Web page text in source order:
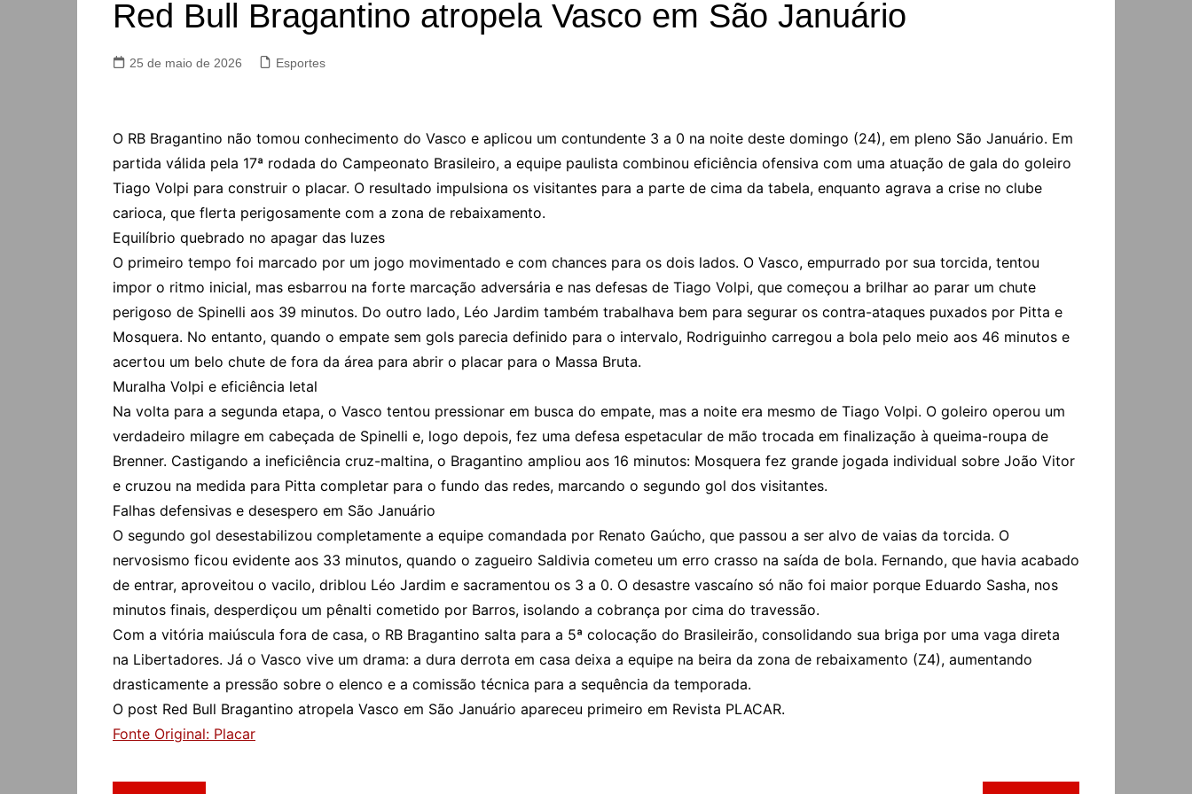
Red Bull Bragantino atropela Vasco em São Januário
25 de maio de 2026 Esportes
O RB Bragantino não tomou conhecimento do Vasco e aplicou um contundente 3 a 0 na noite deste domingo (24), em pleno São Januário. Em
partida válida pela 17ª rodada do Campeonato Brasileiro, a equipe paulista combinou eficiência ofensiva com uma atuação de gala do goleiro
Tiago Volpi para construir o placar. O resultado impulsiona os visitantes para a parte de cima da tabela, enquanto agrava a crise no clube
carioca, que flerta perigosamente com a zona de rebaixamento.
Equilíbrio quebrado no apagar das luzes
O primeiro tempo foi marcado por um jogo movimentado e com chances para os dois lados. O Vasco, empurrado por sua torcida, tentou
impor o ritmo inicial, mas esbarrou na forte marcação adversária e nas defesas de Tiago Volpi, que começou a brilhar ao parar um chute
perigoso de Spinelli aos 39 minutos. Do outro lado, Léo Jardim também trabalhava bem para segurar os contra-ataques puxados por Pitta e
Mosquera. No entanto, quando o empate sem gols parecia definido para o intervalo, Rodriguinho carregou a bola pelo meio aos 46 minutos e
acertou um belo chute de fora da área para abrir o placar para o Massa Bruta.
Muralha Volpi e eficiência letal
Na volta para a segunda etapa, o Vasco tentou pressionar em busca do empate, mas a noite era mesmo de Tiago Volpi. O goleiro operou um
verdadeiro milagre em cabeçada de Spinelli e, logo depois, fez uma defesa espetacular de mão trocada em finalização à queima-roupa de
Brenner. Castigando a ineficiência cruz-maltina, o Bragantino ampliou aos 16 minutos: Mosquera fez grande jogada individual sobre João Vitor
e cruzou na medida para Pitta completar para o fundo das redes, marcando o segundo gol dos visitantes.
Falhas defensivas e desespero em São Januário
O segundo gol desestabilizou completamente a equipe comandada por Renato Gaúcho, que passou a ser alvo de vaias da torcida. O
nervosismo ficou evidente aos 33 minutos, quando o zagueiro Saldivia cometeu um erro crasso na saída de bola. Fernando, que havia acabado
de entrar, aproveitou o vacilo, driblou Léo Jardim e sacramentou os 3 a 0. O desastre vascaíno só não foi maior porque Eduardo Sasha, nos
minutos finais, desperdiçou um pênalti cometido por Barros, isolando a cobrança por cima do travessão.
Com a vitória maiúscula fora de casa, o RB Bragantino salta para a 5ª colocação do Brasileirão, consolidando sua briga por uma vaga direta
na Libertadores. Já o Vasco vive um drama: a dura derrota em casa deixa a equipe na beira da zona de rebaixamento (Z4), aumentando
drasticamente a pressão sobre o elenco e a comissão técnica para a sequência da temporada.
O post Red Bull Bragantino atropela Vasco em São Januário apareceu primeiro em Revista PLACAR.
Fonte Original: Placar